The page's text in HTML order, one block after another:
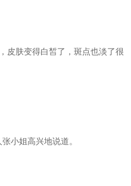
皮肤变得白皙了，斑点也淡了很
小姐 高兴地说道。